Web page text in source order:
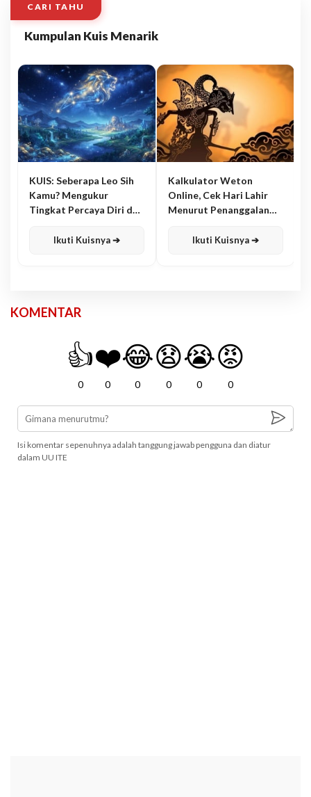
CARI TAHU
Kumpulan Kuis Menarik
KUIS: Seberapa Leo Sih
Kamu? Mengukur
Tingkat Percaya Diri dan
Ikuti Kuisnya ➔
Kalkulator Weton
Online, Cek Hari Lahir
Menurut Penanggalan
Ikuti Kuisnya ➔
KOMENTAR
👍
0
❤️
0
😂
0
😧
0
😭
0
😡
0
Isi komentar sepenuhnya adalah tanggung jawab pengguna dan diatur
dalam UU ITE